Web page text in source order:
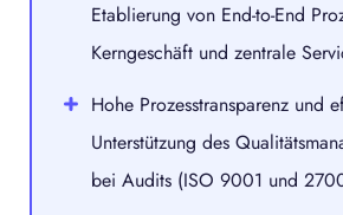
Etablierung von End-to-End
Kerngeschäft und zentrale
Hohe Prozesstransparenz und
Unterstützung des
bei Audits (ISO 9001 und